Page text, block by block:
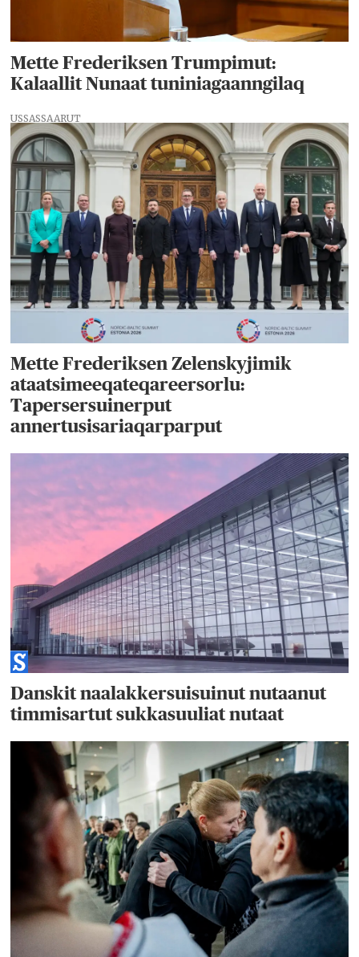
Mette Frederiksen Trumpimut:
Kalaallit Nunaat tuniniagaanngilaq
USSASSAARUT
Mette Frederiksen Zelenskyjimik
ataatsimeeqateqareersorlu:
Tapersersuinerput
annertusisariaqarparput
Danskit naalakkersuisuinut nutaanut
timmisartut sukkasuuliat nutaat